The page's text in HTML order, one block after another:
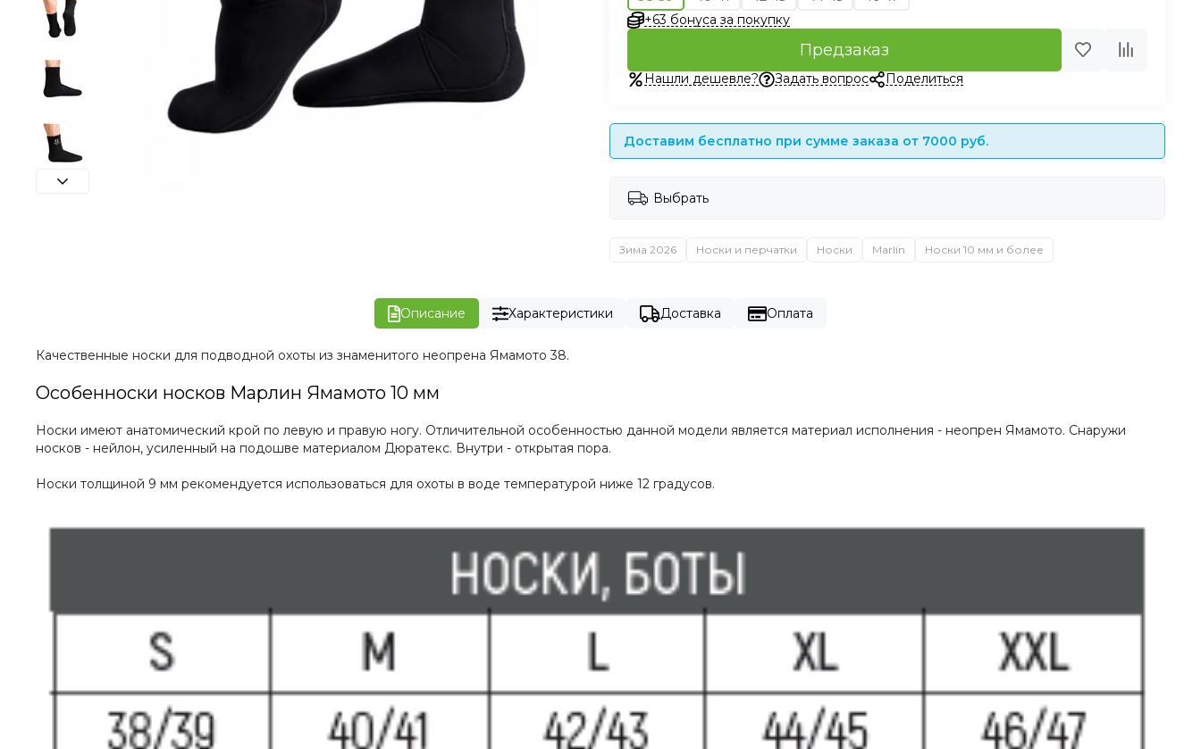
+63 бонуса за покупку
Предзаказ
Нашли дешевле? Задать вопрос Поделиться
Доставим бесплатно при сумме заказа от 7000 руб.
Выбрать
Зима 2026 Носки и перчатки Носки Marlin Носки 10 мм и более
Описание Характеристики Доставка Оплата
Качественные носки для подводной охоты из знаменитого неопрена Ямамото 38.
Особенноски носков Марлин Ямамото 10 мм
Носки имеют анатомический крой по левую и правую ногу. Отличительной особенностью данной модели является материал исполнения - неопрен Ямамото. Снаружи
носков - нейлон, усиленный на подошве материалом Дюратекс. Внутри - открытая пора.
Носки толщиной 9 мм рекомендуется использоваться для охоты в воде температурой ниже 12 градусов.